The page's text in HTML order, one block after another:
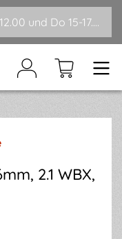
Telefonzeiten Mo,Di,Mi 10.00-12.00 und Do 15-17.00
2.1 WBX,